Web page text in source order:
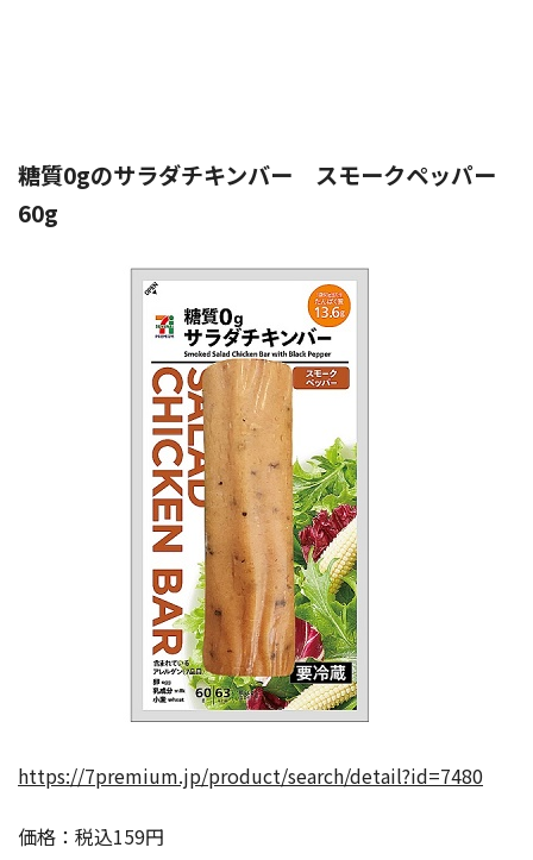
糖質0gのサラダチキンバー スモークペッパー
60g
https://7premium.jp/product/search/detail?id=7480
価格：税込159円